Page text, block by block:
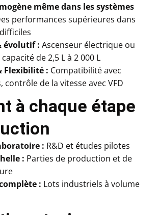
même dans les systèmes
performances supérieures dans
évolutif : Ascenseur électrique ou
de 2,5 L à 2 000 L
Flexibilité : Compatibilité avec
contrôle de la vitesse avec VFD
à chaque étape
: R&D et études pilotes
: Parties de production et de
: Lots industriels à volume